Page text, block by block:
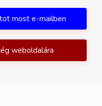
most e-mailben
weboldalára